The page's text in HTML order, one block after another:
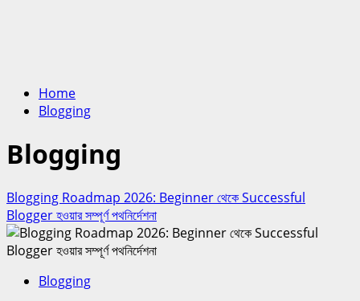
Home
Blogging
Blogging
Blogging Roadmap 2026: Beginner থেকে Successful
Blogger হওয়ার সম্পূর্ণ পথনির্দেশনা
Blogging